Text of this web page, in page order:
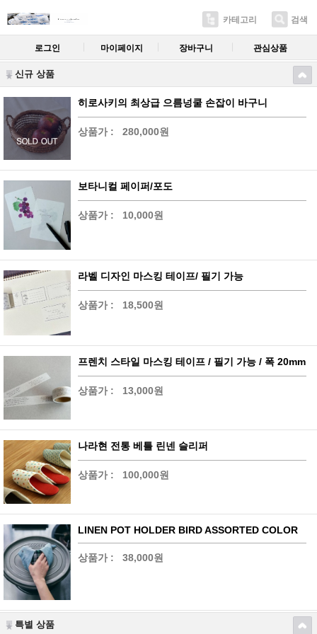
카테고리 검색
로그인 마이페이지 장바구니 관심상품
신규 상품
히로사키의 최상급 으름넝쿨 손잡이 바구니
상품가 : 280,000원
보타니컬 페이퍼/포도
상품가 : 10,000원
라벨 디자인 마스킹 테이프/ 필기 가능
상품가 : 18,500원
프렌치 스타일 마스킹 테이프 / 필기 가능 / 폭 20mm
상품가 : 13,000원
나라현 전통 베틀 린넨 슬리퍼
상품가 : 100,000원
LINEN POT HOLDER BIRD ASSORTED COLOR
상품가 : 38,000원
특별 상품